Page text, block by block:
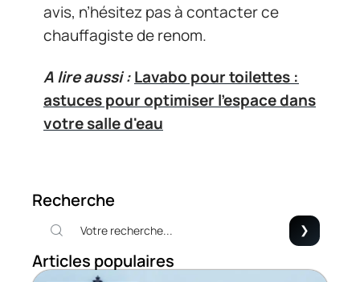
avis, n’hésitez pas à contacter ce
chauffagiste de renom.
A lire aussi :Lavabo pour toilettes :
astuces pour optimiser l'espace dans
votre salle d'eau
Recherche
Articles populaires